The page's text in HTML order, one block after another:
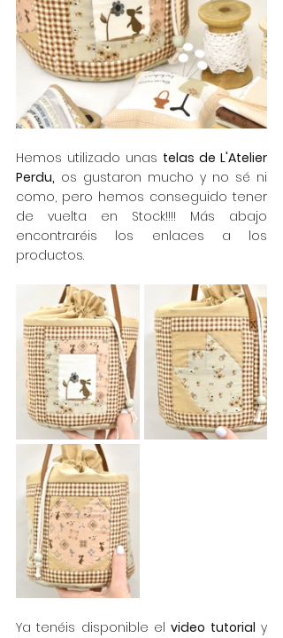
Hemos utilizado unas telas de L'Atelier
Perdu, os gustaron mucho y no sé ni
como, pero hemos conseguido tener
de vuelta en Stock!!!! Más abajo
encontraréis los enlaces a los
productos.
Ya tenéis disponible el video tutorial y